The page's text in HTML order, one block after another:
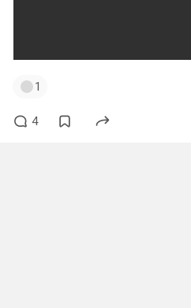
1
4